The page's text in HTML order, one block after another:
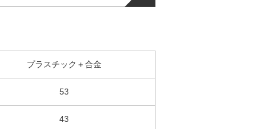
プラスチック＋合金
53
43